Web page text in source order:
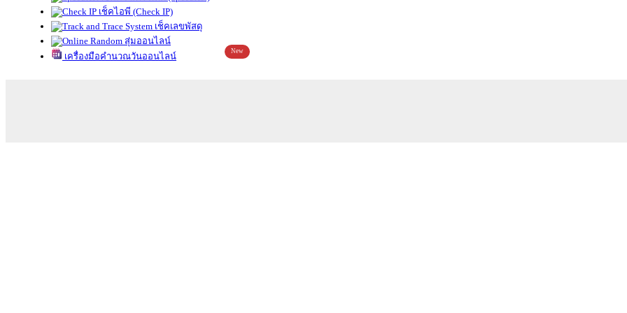
เช็คไอพี (Check IP)
เช็คเลขพัสดุ
สุ่มออนไลน์
เครื่องมือคำนวณวันออนไลน์
New